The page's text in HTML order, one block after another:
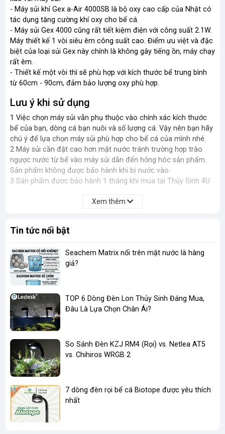
- Máy sủi khí Gex a-Air 4000SB là bộ oxy cao cấp của Nhật có
tác dụng tăng cường khí oxy cho bể cá.
- Máy sủi Gex 4000 cũng rất tiết kiệm điện với công suất 2.1W.
Máy thiết kế 1 vòi siêu êm công suất cao. Điểm ưu việt và đặc
biệt của loại sủi Gex này chính là không gây tiếng ồn, máy chạy
rất êm.
- Thiết kế một vòi thì sẽ phù hợp với kích thước bể trung bình
từ 60cm - 90cm, đảm bảo lượng oxy phù hợp.
Lưu ý khi sử dụng
1 Việc chọn máy sủi vẫn phụ thuộc vào chính xác kích thước
bể của bạn, dòng cá bạn nuôi và số lượng cá. Vậy nên bạn hãy
chú ý để lựa chọn máy sủi phù hợp cho bể cá của mình nhé.
2 Máy sủi cần đặt cao hơn mặt nước tránh trường hợp trào
ngược nước từ bể vào máy sủi dẫn đến hỏng hóc sản phẩm.
Sản phẩm không được bảo hành khi bị nước vào.
3 Sản phẩm được bảo hành 1 tháng khi mua tại Thủy Sinh 4U
Xem thêm
Tin tức nổi bật
Seachem Matrix nổi trên mặt nước là hàng
giả?
TOP 6 Dòng Đèn Lon Thủy Sinh Đáng Mua,
Đâu Là Lựa Chọn Chân Ái?
So Sánh Đèn KZJ RM4 (Rọi) vs. Netlea AT5
vs. Chihiros WRGB 2
7 dòng đèn rọi bể cá Biotope được yêu thích
nhất